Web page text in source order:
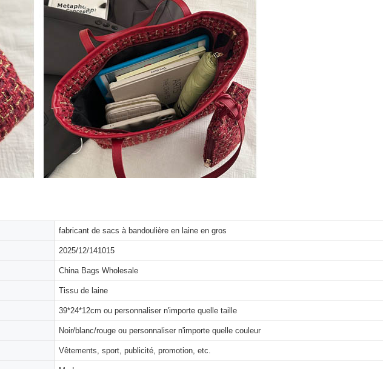
fabricant de sacs à bandoulière en laine en gros
2025/12/141015
China Bags Wholesale
Tissu de laine
39*24*12cm ou personnaliser n'importe quelle taille
Noir/blanc/rouge ou personnaliser n'importe quelle couleur
Vêtements, sport, publicité, promotion, etc.